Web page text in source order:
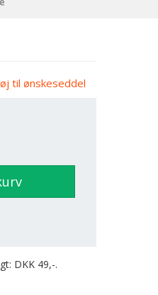
til ønskeseddel
DKK 49,-.